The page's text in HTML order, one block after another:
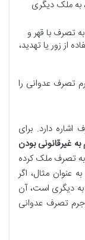
به ملک دیگری
تصرف با قهر و
از زور یا تهدید،
تصرف عدوانی را
دارد. برای
به غیرقانونی بودن
به تصرف ملک کرده
عنوان مثال، اگر
به دیگری است، آن
تصرف عدوانی